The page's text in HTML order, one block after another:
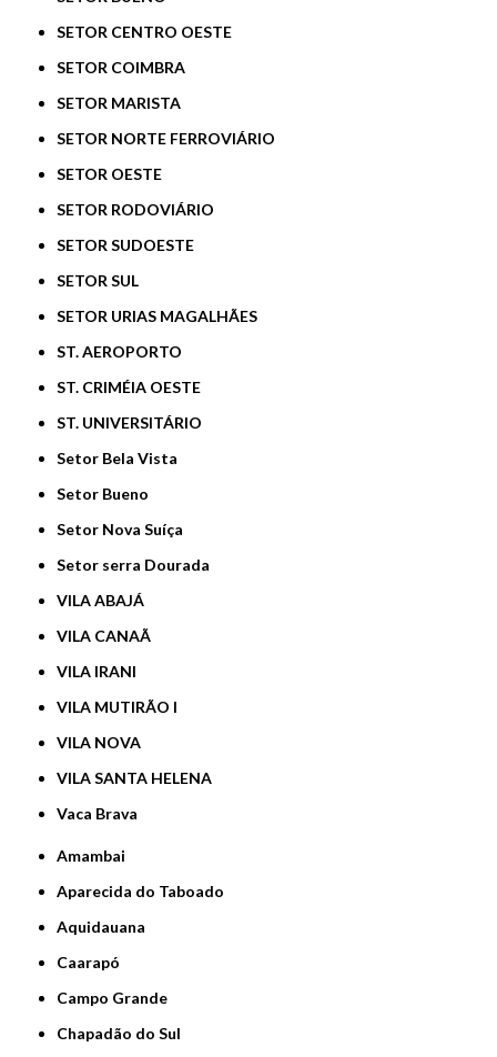
SETOR CENTRO OESTE
SETOR COIMBRA
SETOR MARISTA
SETOR NORTE FERROVIÁRIO
SETOR OESTE
SETOR RODOVIÁRIO
SETOR SUDOESTE
SETOR SUL
SETOR URIAS MAGALHÃES
ST. AEROPORTO
ST. CRIMÉIA OESTE
ST. UNIVERSITÁRIO
Setor Bela Vista
Setor Bueno
Setor Nova Suíça
Setor serra Dourada
VILA ABAJÁ
VILA CANAÃ
VILA IRANI
VILA MUTIRÃO I
VILA NOVA
VILA SANTA HELENA
Vaca Brava
Amambai
Aparecida do Taboado
Aquidauana
Caarapó
Campo Grande
Chapadão do Sul